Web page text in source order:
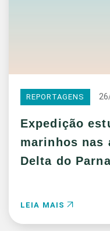
REPORTAGENS
Expedição
marinhos nas
Delta do
LEIA MAIS